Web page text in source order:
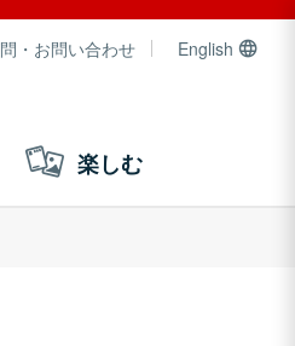
・お問い合わせ English
楽しむ